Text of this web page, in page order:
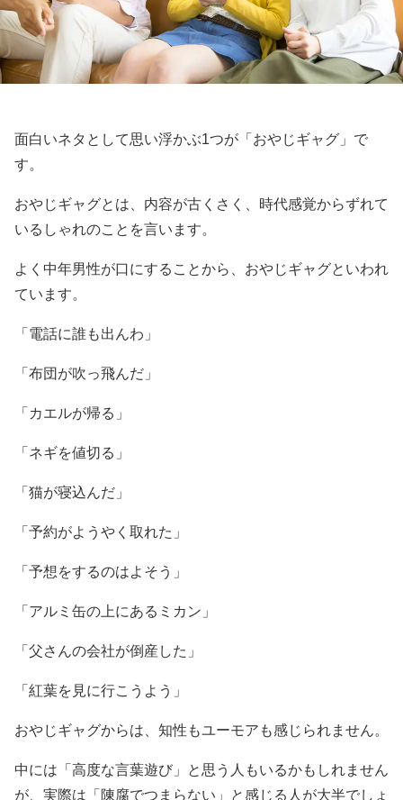
面白いネタとして思い浮かぶ1つが「おやじギャグ」で
す。
おやじギャグとは、内容が古くさく、時代感覚からずれて
いるしゃれのことを言います。
よく中年男性が口にすることから、おやじギャグといわれ
ています。
「電話に誰も出んわ」
「布団が吹っ飛んだ」
「カエルが帰る」
「ネギを値切る」
「猫が寝込んだ」
「予約がようやく取れた」
「予想をするのはよそう」
「アルミ缶の上にあるミカン」
「父さんの会社が倒産した」
「紅葉を見に行こうよう」
おやじギャグからは、知性もユーモアも感じられません。
中には「高度な言葉遊び」と思う人もいるかもしれません
が、実際は「陳腐でつまらない」と感じる人が大半でしょ